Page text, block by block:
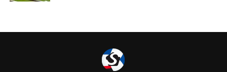
Pierini Sampdoria,
retroscena e cifre della trattativa con il